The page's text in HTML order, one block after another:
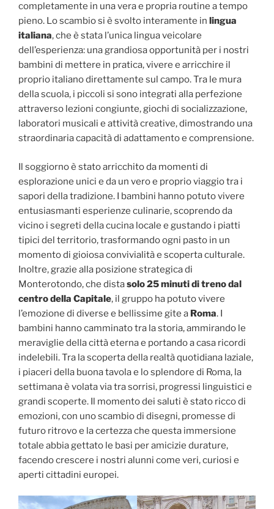
completamente in una vera e propria routine a tempo
pieno. Lo scambio si è svolto interamente in lingua
italiana, che è stata l’unica lingua veicolare
dell’esperienza: una grandiosa opportunità per i nostri
bambini di mettere in pratica, vivere e arricchire il
proprio italiano direttamente sul campo. Tra le mura
della scuola, i piccoli si sono integrati alla perfezione
attraverso lezioni congiunte, giochi di socializzazione,
laboratori musicali e attività creative, dimostrando una
straordinaria capacità di adattamento e comprensione.
Il soggiorno è stato arricchito da momenti di
esplorazione unici e da un vero e proprio viaggio tra i
sapori della tradizione. I bambini hanno potuto vivere
entusiasmanti esperienze culinarie, scoprendo da
vicino i segreti della cucina locale e gustando i piatti
tipici del territorio, trasformando ogni pasto in un
momento di gioiosa convivialità e scoperta culturale.
Inoltre, grazie alla posizione strategica di
Monterotondo, che distasolo 25 minuti di treno dal
centro della Capitale, il gruppo ha potuto vivere
l’emozione di diverse e bellissime gite a Roma. I
bambini hanno camminato tra la storia, ammirando le
meraviglie della città eterna e portando a casa ricordi
indelebili. Tra la scoperta della realtà quotidiana laziale,
i piaceri della buona tavola e lo splendore di Roma, la
settimana è volata via tra sorrisi, progressi linguistici e
grandi scoperte. Il momento dei saluti è stato ricco di
emozioni, con uno scambio di disegni, promesse di
futuro ritrovo e la certezza che questa immersione
totale abbia gettato le basi per amicizie durature,
facendo crescere i nostri alunni come veri, curiosi e
aperti cittadini europei.